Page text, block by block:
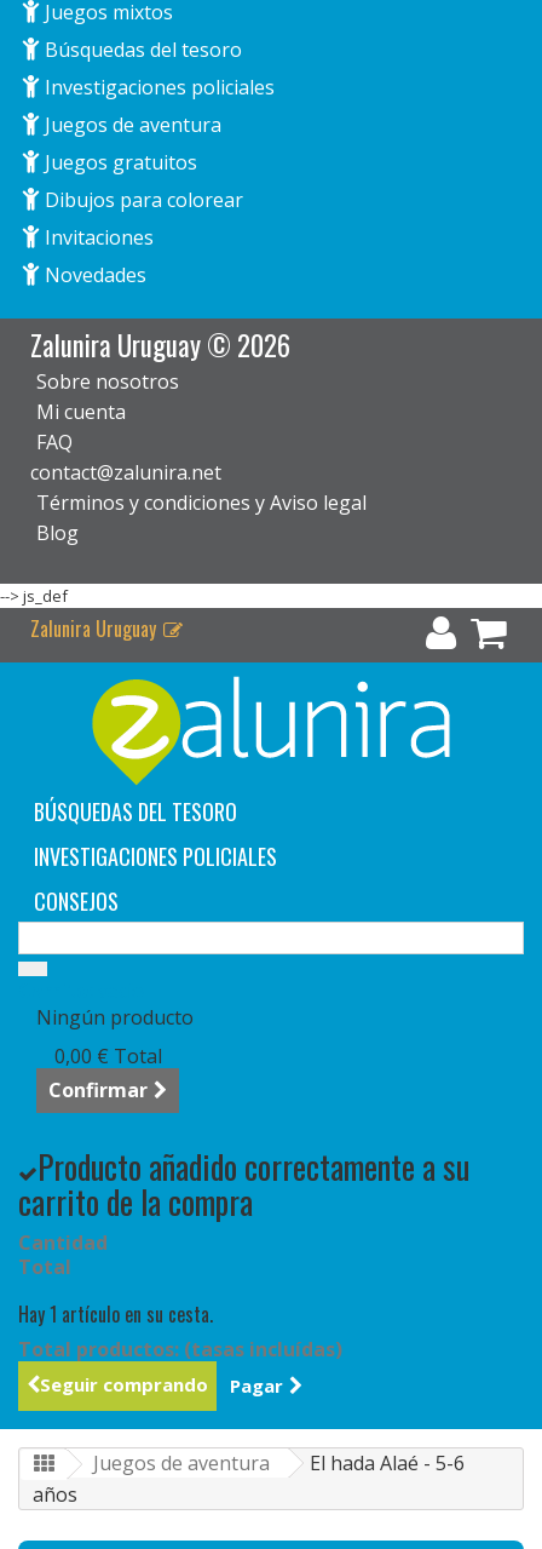
Juegos mixtos
Búsquedas del tesoro
Investigaciones policiales
Juegos de aventura
Juegos gratuitos
Dibujos para colorear
Invitaciones
Novedades
Zalunira Uruguay © 2026
Sobre nosotros
Mi cuenta
FAQ
contact@zalunira.net
Términos y condiciones y Aviso legal
Blog
--> js_def
Zalunira Uruguay
BÚSQUEDAS DEL TESORO
INVESTIGACIONES POLICIALES
CONSEJOS
Ningún producto
0,00 € Total
Confirmar
Producto añadido correctamente a su
carrito de la compra
Cantidad
Total
Hay 1 artículo en su cesta.
Total productos: (tasas incluídas)
Seguir comprando Pagar
Juegos de aventura
El hada Alaé - 5-6
años